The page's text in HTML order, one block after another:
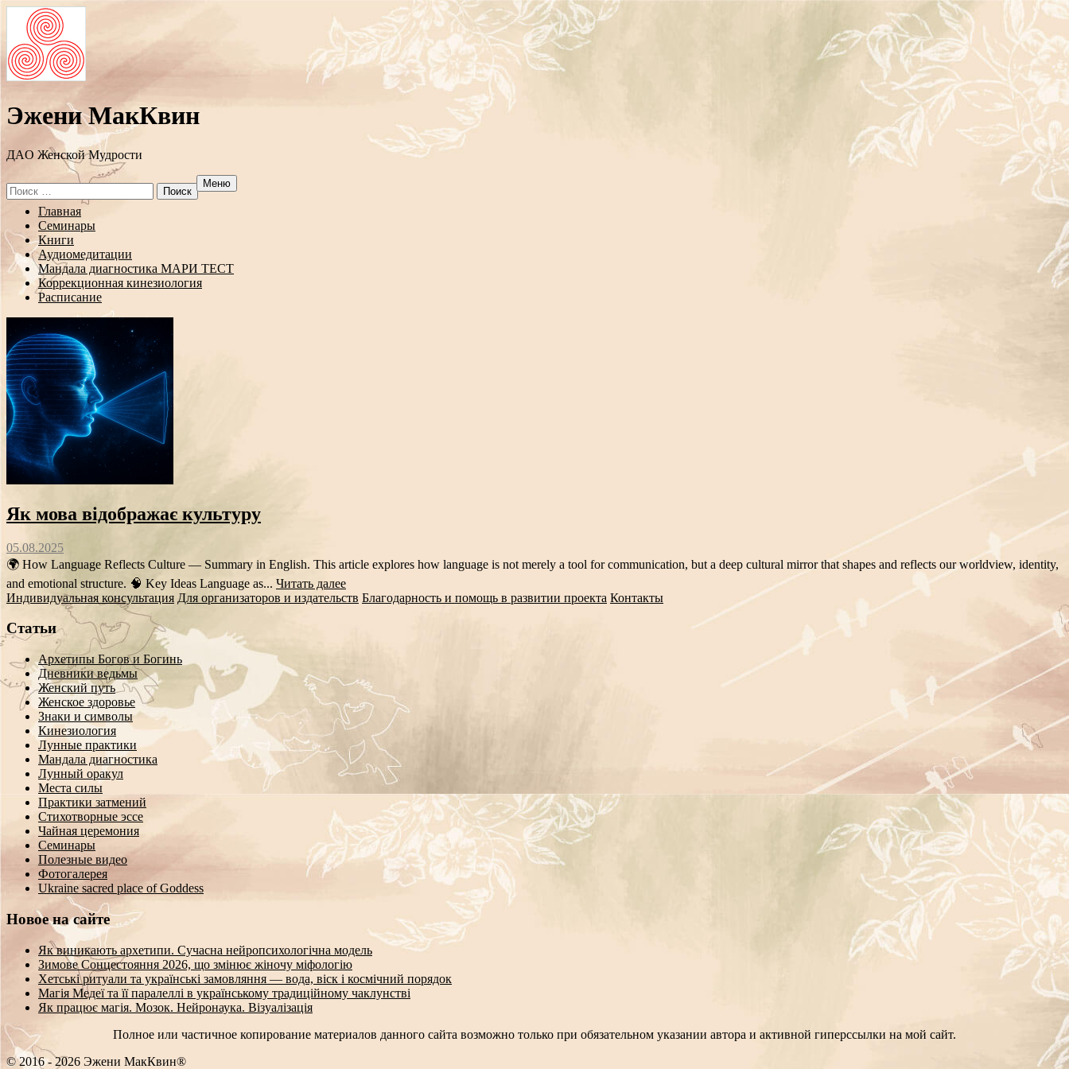
Эжени МакКвин
ДAO Женской Мудрости
Search
for:
Меню
Перейти
содержанию
Главная
Семинары
Книги
Аудиомедитации
Мандала диагностика МАРИ ТЕСТ
Коррекционная кинезиология
Расписание
Як мова відображає культуру
05.08.2025
🌍 How Language Reflects Culture — Summary in English. This article explores how language is not merely a tool for communication, but a deep cultural mirror that shapes and reflects our worldview, identity,
and emotional structure. 🧠 Key Ideas Language as... Читать далее
Индивидуальная консультация Для организаторов и издательств Благодарность и помощь в развитии проекта Контакты
Статьи
Архетипы Богов и Богинь
Дневники ведьмы
Женский путь
Женское здоровье
Знаки и символы
Кинезиология
Лунные практики
Мандала диагностика
Лунный оракул
Места силы
Практики затмений
Стихотворные эссе
Чайная церемония
Семинары
Полезные видео
Фотогалерея
Ukraine sacred place of Goddess
Новое на сайте
Як виникають архетипи. Сучасна нейропсихологічна модель
Зимове Сонцестояння 2026, що змінює жіночу міфологію
Хетські ритуали та українські замовляння — вода, віск і космічний порядок
Магія Медеї та її паралеллі в українському традиційному чаклунстві
Як працює магія. Мозок. Нейронаука. Візуалізація
Полное или частичное копирование материалов данного сайта возможно только при обязательном указании автора и активной гиперссылки на мой сайт.
© 2016 - 2026 Эжени МакКвин®